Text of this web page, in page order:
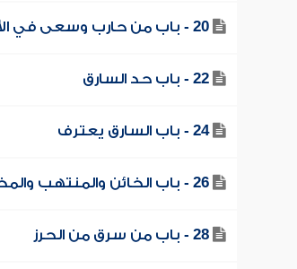
20 - باب من حارب وسعى في الأرض فساداً
22 - باب حد السارق
24 - باب السارق يعترف
26 - باب الخائن والمنتهب والمختلس
28 - باب من سرق من الحرز